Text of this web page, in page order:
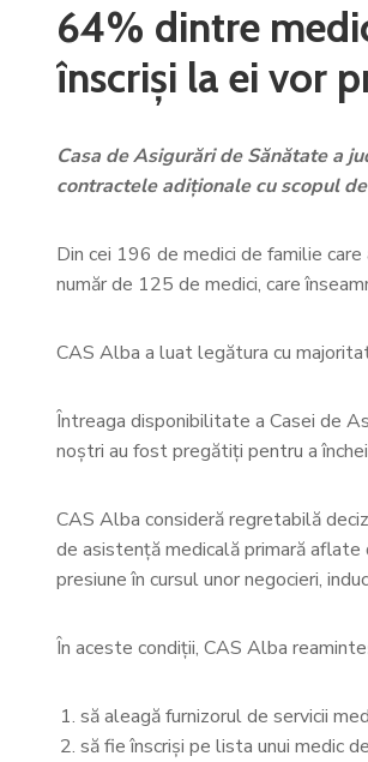
64% dintre
înscriși la ei vor
Casa de Asigurări de Sănătate a
contractele adiționale cu scopul
Din cei 196 de medici de familie
număr de 125 de medici, care
CAS Alba a luat legătura cu
Întreaga disponibilitate a Casei de
noștri au fost pregătiți pentru a
CAS Alba consideră regretabilă
de asistenţă medicală primară
presiune în cursul unor negocieri,
În aceste condiții, CAS Alba
să aleagă furnizorul de servicii
să fie înscrişi pe lista unui medic